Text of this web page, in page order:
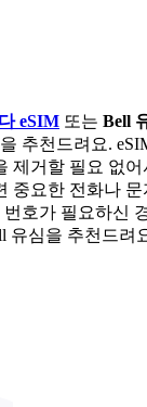
eSIM 또는 Bell
추천드려요.
제거할 필요 없어
중요한 전화나
호가 필요하신
유심을 추천드려